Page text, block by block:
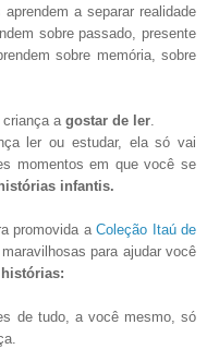
a separar realidade
sobre passado, presente
sobre memória, sobre
criança a gostar de ler.
ler ou estudar, ela só vai
momentos em que você se
infantis.
promovida a Coleção Itaú de
para ajudar você
de tudo, a você mesmo, só